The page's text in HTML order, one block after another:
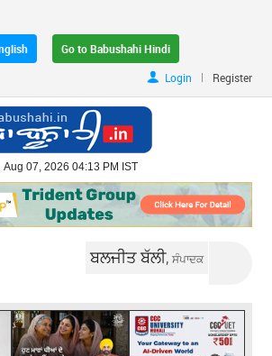
Go to Babushahi Hindi
Login
| Register
Aug 07, 2026 04:13 PM IST
ਬਲਜੀਤ ਬੱਲੀ,ਸੰਪਾਦਕ